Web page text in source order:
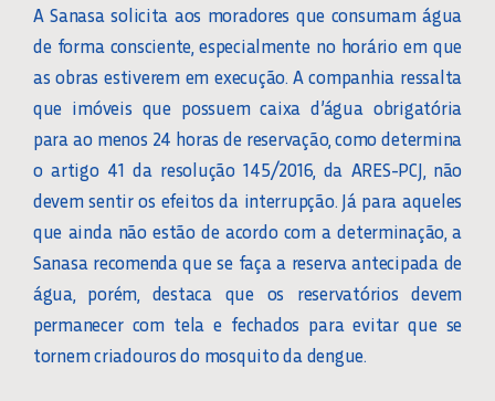
A Sanasa solicita aos moradores que consumam água
de forma consciente, especialmente no horário em que
as obras estiverem em execução. A companhia ressalta
que imóveis que possuem caixa d’água obrigatória
para ao menos 24 horas de reservação, como determina
o artigo 41 da resolução 145/2016, da ARES-PCJ, não
devem sentir os efeitos da interrupção. Já para aqueles
que ainda não estão de acordo com a determinação, a
Sanasa recomenda que se faça a reserva antecipada de
água, porém, destaca que os reservatórios devem
permanecer com tela e fechados para evitar que se
tornem criadouros do mosquito da dengue.